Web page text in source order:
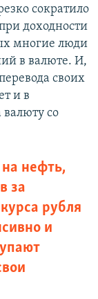
сократило
доходности
многие люди
в валюте. И,
своих
и в
со
нефть,
за
рубля
и